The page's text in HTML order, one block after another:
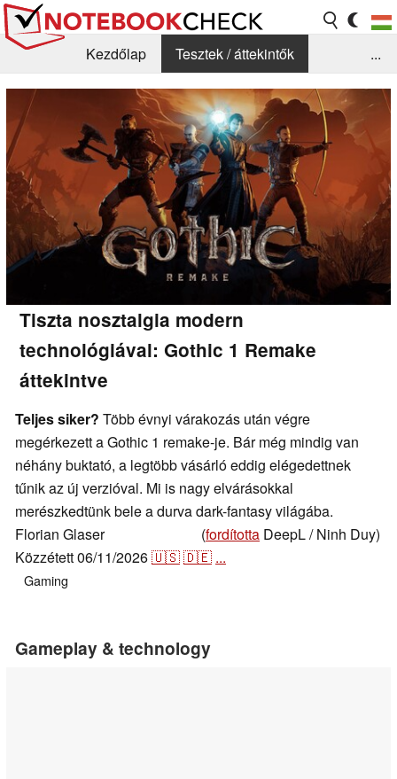
Kezdőlap
Tesztek / áttekintők
Hírek
GYIK / Technológia / Benchmarkok
Könyvtár
Kapcsolat
...
Tiszta nosztalgia modern
technológiával: Gothic 1 Remake
áttekintve
Teljes siker? Több évnyi várakozás után végre
megérkezett a Gothic 1 remake-je. Bár még mindig van
néhány buktató, a legtöbb vásárló eddig elégedettnek
tűnik az új verzióval. Mi is nagy elvárásokkal
merészkedtünk bele a durva dark-fantasy világába.
Florian Glaser, (fordította DeepL / Ninh Duy)
Közzétett06/11/2026🇺🇸🇩🇪 ...
Gaming
Gameplay & technology